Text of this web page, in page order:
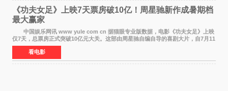
《功夫女足》上映7天票房破10亿！周星驰新作成暑期档
最大赢家
中国娱乐网讯 www yule com cn 据猫眼专业版数据，电影《功夫女足》上映
仅7天，总票房正式突破10亿元大关。这部由周星驰自编自导的喜剧大片，自7月11
日公映以来便展现出惊人的市场统治力。
看电影